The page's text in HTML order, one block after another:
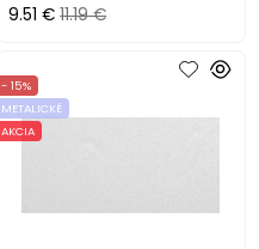
9.51 € 11.19 €
- 15%
METALICKÉ
AKCIA